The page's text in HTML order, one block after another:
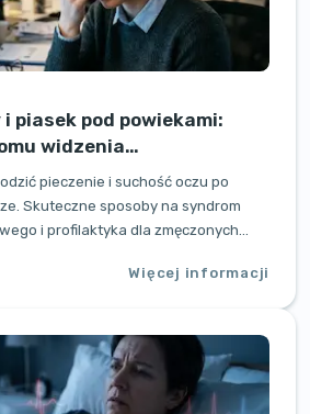
piasek pod powiekami:
widzenia
pieczenie i suchość oczu po
Skuteczne sposoby na syndrom
i profilaktyka dla zmęczonych
Więcej informacji